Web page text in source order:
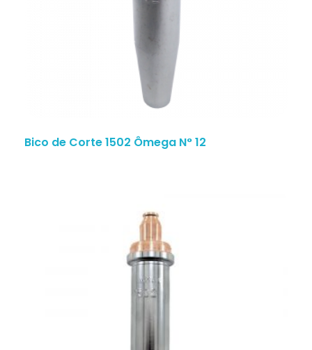
Bico de Corte 1502 Ômega N° 12